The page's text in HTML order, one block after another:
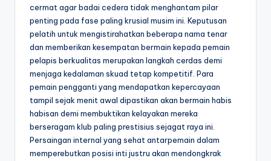
cermat agar badai cedera tidak menghantam pilar
penting pada fase paling krusial musim ini. Keputusan
pelatih untuk mengistirahatkan beberapa nama tenar
dan memberikan kesempatan bermain kepada pemain
pelapis berkualitas merupakan langkah cerdas demi
menjaga kedalaman skuad tetap kompetitif. Para
pemain pengganti yang mendapatkan kepercayaan
tampil sejak menit awal dipastikan akan bermain habis
habisan demi membuktikan kelayakan mereka
berseragam klub paling prestisius sejagat raya ini.
Persaingan internal yang sehat antarpemain dalam
memperebutkan posisi inti justru akan mendongkrak